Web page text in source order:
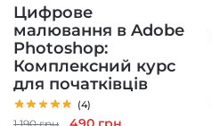
Цифрове
малювання в Adobe
Photoshop:
Комплексний курс
для початківців
(4)
Оригінальна